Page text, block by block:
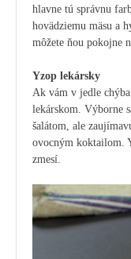
hlavne tú správnu
hovädziemu mäsu a
môžete ňou pokojne
Yzop lekársky
Ak vám v jedle
lekárskom. Výborne
šalátom, ale
ovocným koktailom.
zmesí.